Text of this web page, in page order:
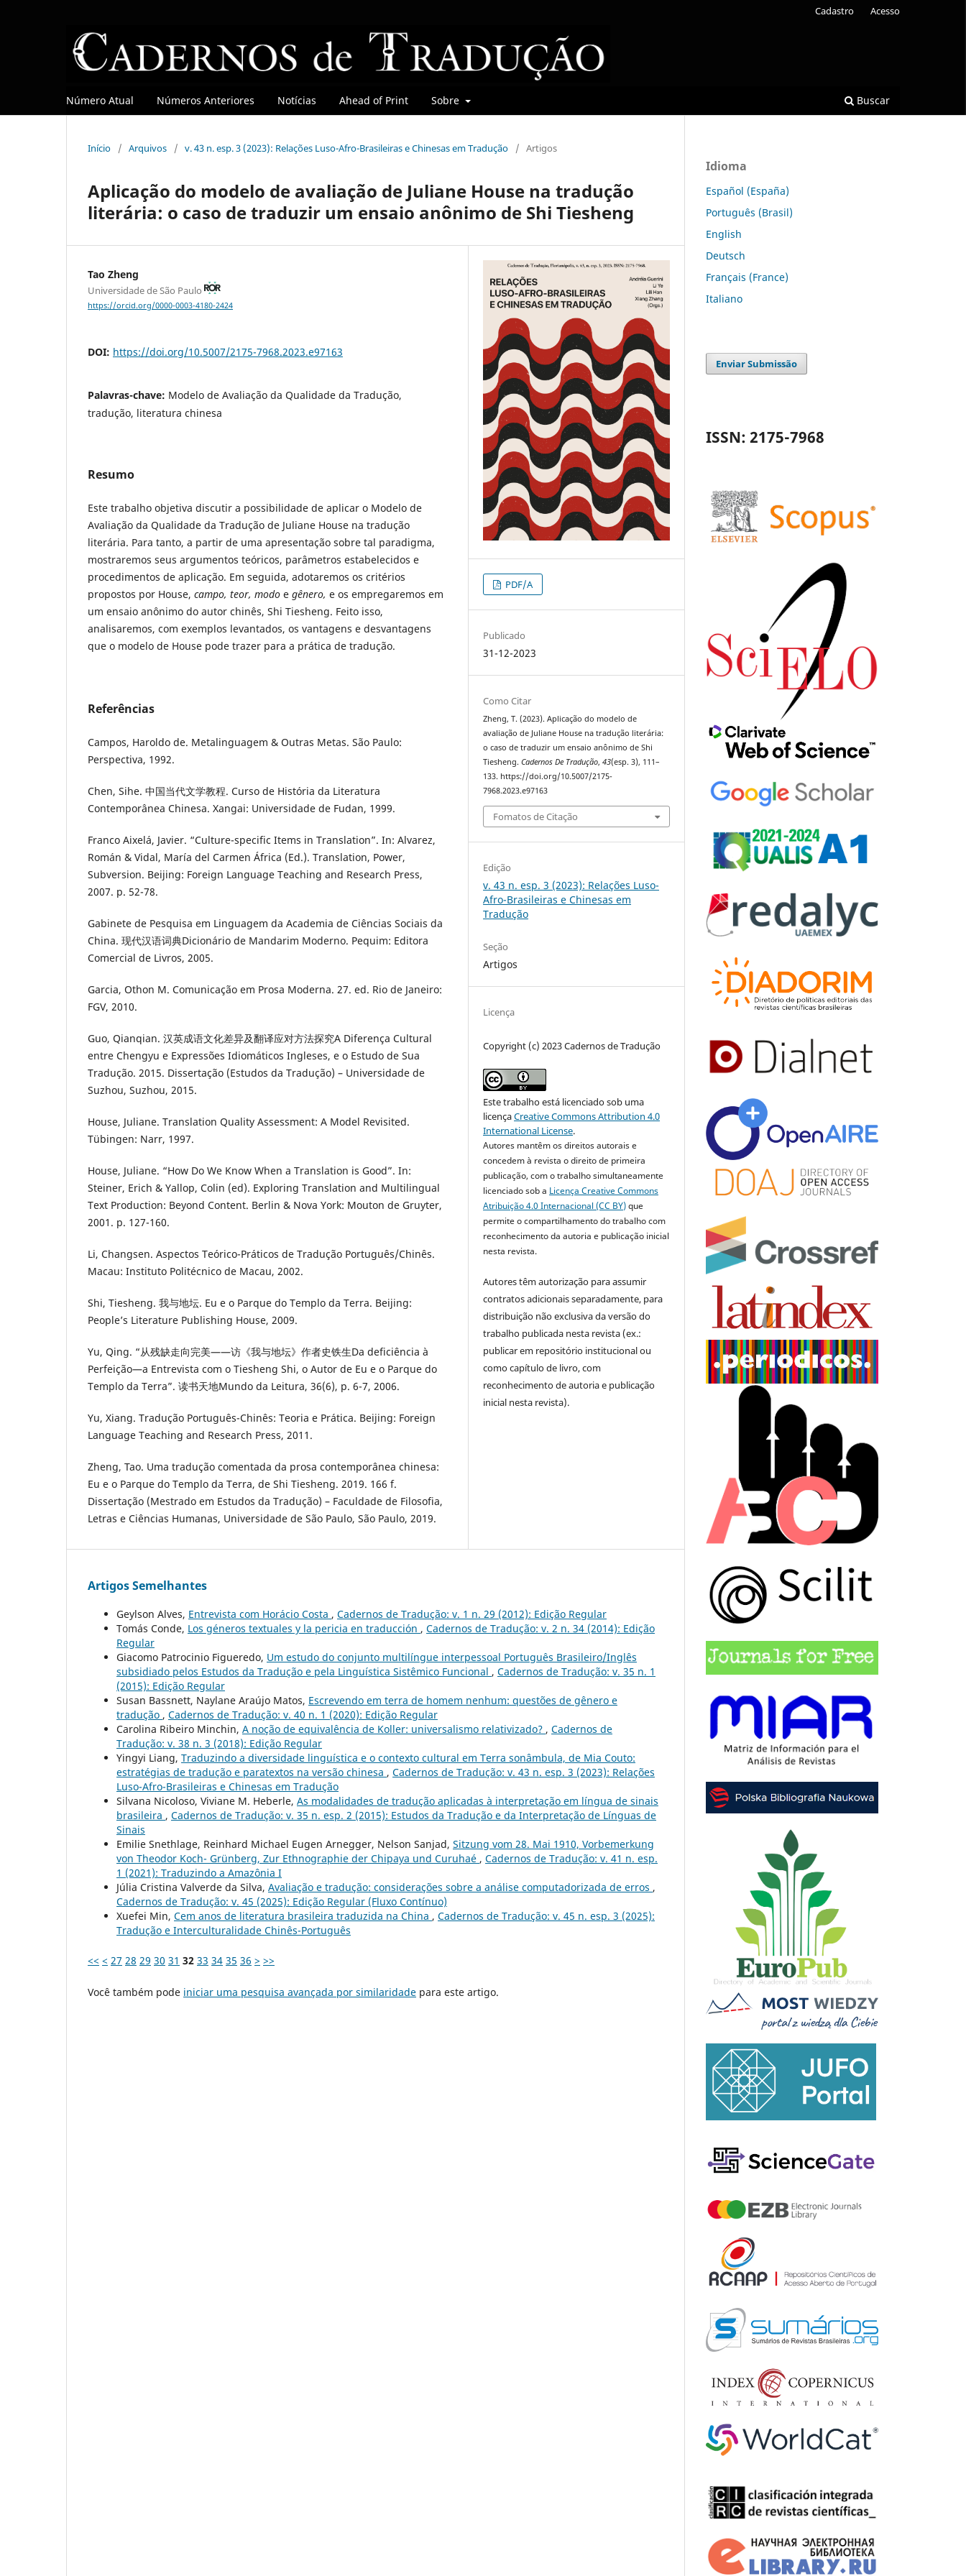
Número Atual Números Anteriores Notícias Ahead of Print Sobre Buscar
Cadastro Acesso
Início / Arquivos / v. 43 n. esp. 3 (2023): Relações Luso-Afro-Brasileiras e Chinesas em Tradução / Artigos
Aplicação do modelo de avaliação de Juliane House na tradução
literária: o caso de traduzir um ensaio anônimo de Shi Tiesheng
Tao Zheng
Universidade de São Paulo
https://orcid.org/0000-0003-4180-2424
DOI: https://doi.org/10.5007/2175-7968.2023.e97163
Palavras-chave: Modelo de Avaliação da Qualidade da Tradução,
tradução, literatura chinesa
Resumo
Este trabalho objetiva discutir a possibilidade de aplicar o Modelo de
Avaliação da Qualidade da Tradução de Juliane House na tradução
literária. Para tanto, a partir de uma apresentação sobre tal paradigma,
mostraremos seus argumentos teóricos, parâmetros estabelecidos e
procedimentos de aplicação. Em seguida, adotaremos os critérios
propostos por House, campo, teor, modo e gênero, e os empregaremos em
um ensaio anônimo do autor chinês, Shi Tiesheng. Feito isso,
analisaremos, com exemplos levantados, os vantagens e desvantagens
que o modelo de House pode trazer para a prática de tradução.
Referências
Campos, Haroldo de. Metalinguagem & Outras Metas. São Paulo:
Perspectiva, 1992.
Chen, Sihe. 中国当代文学教程. Curso de História da Literatura
Contemporânea Chinesa. Xangai: Universidade de Fudan, 1999.
Franco Aixelá, Javier. “Culture-specific Items in Translation”. In: Alvarez,
Román & Vidal, María del Carmen África (Ed.). Translation, Power,
Subversion. Beijing: Foreign Language Teaching and Research Press,
2007. p. 52-78.
Gabinete de Pesquisa em Linguagem da Academia de Ciências Sociais da
China. 现代汉语词典Dicionário de Mandarim Moderno. Pequim: Editora
Comercial de Livros, 2005.
Garcia, Othon M. Comunicação em Prosa Moderna. 27. ed. Rio de Janeiro:
FGV, 2010.
Guo, Qianqian. 汉英成语文化差异及翻译应对方法探究A Diferença Cultural
entre Chengyu e Expressões Idiomáticos Ingleses, e o Estudo de Sua
Tradução. 2015. Dissertação (Estudos da Tradução) – Universidade de
Suzhou, Suzhou, 2015.
House, Juliane. Translation Quality Assessment: A Model Revisited.
Tübingen: Narr, 1997.
House, Juliane. “How Do We Know When a Translation is Good”. In:
Steiner, Erich & Yallop, Colin (ed). Exploring Translation and Multilingual
Text Production: Beyond Content. Berlin & Nova York: Mouton de Gruyter,
2001. p. 127-160.
Li, Changsen. Aspectos Teórico-Práticos de Tradução Português/Chinês.
Macau: Instituto Politécnico de Macau, 2002.
Shi, Tiesheng. 我与地坛. Eu e o Parque do Templo da Terra. Beijing:
People’s Literature Publishing House, 2009.
Yu, Qing. “从残缺走向完美——访《我与地坛》作者史铁生Da deficiência à
Perfeição—a Entrevista com o Tiesheng Shi, o Autor de Eu e o Parque do
Templo da Terra”. 读书天地Mundo da Leitura, 36(6), p. 6-7, 2006.
Yu, Xiang. Tradução Português-Chinês: Teoria e Prática. Beijing: Foreign
Language Teaching and Research Press, 2011.
Zheng, Tao. Uma tradução comentada da prosa contemporânea chinesa:
Eu e o Parque do Templo da Terra, de Shi Tiesheng. 2019. 166 f.
Dissertação (Mestrado em Estudos da Tradução) – Faculdade de Filosofia,
Letras e Ciências Humanas, Universidade de São Paulo, São Paulo, 2019.
PDF/A
Publicado
31-12-2023
Como Citar
Zheng, T. (2023). Aplicação do modelo de
avaliação de Juliane House na tradução literária:
o caso de traduzir um ensaio anônimo de Shi
Tiesheng.Cadernos De Tradução,43(esp. 3), 111–
133. https://doi.org/10.5007/2175-
7968.2023.e97163
Fomatos de Citação
Edição
v. 43 n. esp. 3 (2023): Relações Luso-
Afro-Brasileiras e Chinesas em
Tradução
Seção
Artigos
Licença
Copyright (c) 2023 Cadernos de Tradução
Este trabalho está licenciado sob uma
licençaCreative Commons Attribution 4.0
International License.
Autores mantêm os direitos autorais e
concedem à revista o direito de primeira
publicação, com o trabalho simultaneamente
licenciado sob a Licença Creative Commons
Atribuição 4.0 Internacional (CC BY)que
permite o compartilhamento do trabalho com
reconhecimento da autoria e publicação inicial
nesta revista.
Autores têm autorização para assumir
contratos adicionais separadamente, para
distribuição não exclusiva da versão do
trabalho publicada nesta revista (ex.:
publicar em repositório institucional ou
como capítulo de livro, com
reconhecimento de autoria e publicação
inicial nesta revista).
Artigos Semelhantes
Geylson Alves, Entrevista com Horácio Costa , Cadernos de Tradução: v. 1 n. 29 (2012): Edição Regular
Tomás Conde, Los géneros textuales y la pericia en traducción , Cadernos de Tradução: v. 2 n. 34 (2014): Edição
Regular
Giacomo Patrocinio Figueredo, Um estudo do conjunto multilíngue interpessoal Português Brasileiro/Inglês
subsidiado pelos Estudos da Tradução e pela Linguística Sistêmico Funcional , Cadernos de Tradução: v. 35 n. 1
(2015): Edição Regular
Susan Bassnett, Naylane Araújo Matos, Escrevendo em terra de homem nenhum: questões de gênero e
tradução , Cadernos de Tradução: v. 40 n. 1 (2020): Edição Regular
Carolina Ribeiro Minchin, A noção de equivalência de Koller: universalismo relativizado? , Cadernos de
Tradução: v. 38 n. 3 (2018): Edição Regular
Yingyi Liang, Traduzindo a diversidade linguística e o contexto cultural em Terra sonâmbula, de Mia Couto:
estratégias de tradução e paratextos na versão chinesa , Cadernos de Tradução: v. 43 n. esp. 3 (2023): Relações
Luso-Afro-Brasileiras e Chinesas em Tradução
Silvana Nicoloso, Viviane M. Heberle, As modalidades de tradução aplicadas à interpretação em língua de sinais
brasileira , Cadernos de Tradução: v. 35 n. esp. 2 (2015): Estudos da Tradução e da Interpretação de Línguas de
Sinais
Emilie Snethlage, Reinhard Michael Eugen Arnegger, Nelson Sanjad, Sitzung vom 28. Mai 1910, Vorbemerkung
von Theodor Koch- Grünberg, Zur Ethnographie der Chipaya und Curuhaé , Cadernos de Tradução: v. 41 n. esp.
1 (2021): Traduzindo a Amazônia I
Júlia Cristina Valverde da Silva, Avaliação e tradução: considerações sobre a análise computadorizada de erros ,
Cadernos de Tradução: v. 45 (2025): Edição Regular (Fluxo Contínuo)
Xuefei Min, Cem anos de literatura brasileira traduzida na China , Cadernos de Tradução: v. 45 n. esp. 3 (2025):
Tradução e Interculturalidade Chinês-Português
<< < 27 28 29 30 31 32 33 34 35 36 > >>
Você também pode iniciar uma pesquisa avançada por similaridade para este artigo.
Idioma
Español (España)
Português (Brasil)
English
Deutsch
Français (France)
Italiano
Enviar Submissão
ISSN: 2175-7968